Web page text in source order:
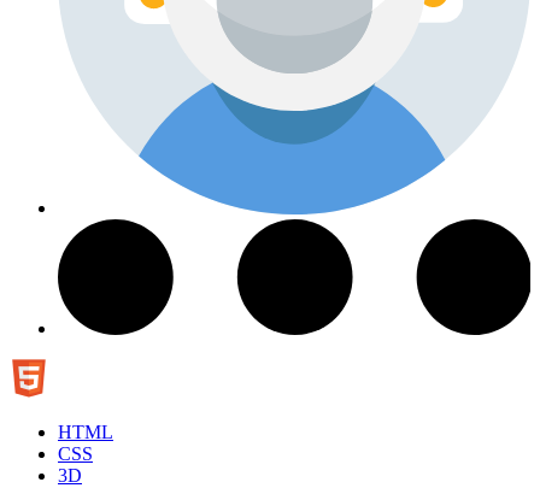
HTML
CSS
3D